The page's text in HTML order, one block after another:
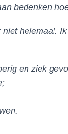
bedenken
helemaal.
en ziek